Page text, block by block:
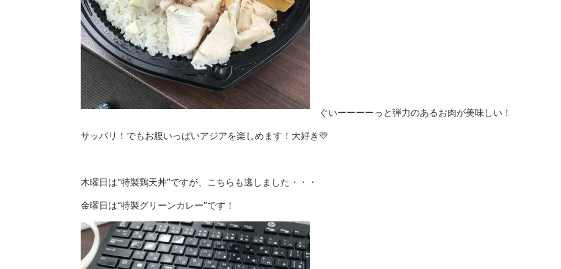
ぐいーーーーっと弾力のあるお肉が美味しい！
サッパリ！でもお腹いっぱいアジアを楽しめます！大好き💛
木曜日は“特製鶏天丼”ですが、こちらも逃しました・・・
金曜日は“特製グリーンカレー”です！